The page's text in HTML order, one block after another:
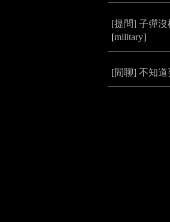
[提問] 子彈
[military]
[閒聊] 不知